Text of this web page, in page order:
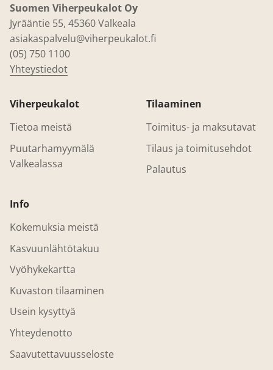
Suomen Viherpeukalot Oy
Jyrääntie 55, 45360 Valkeala
asiakaspalvelu@viherpeukalot.fi
(05) 750 1100
Yhteystiedot
Viherpeukalot
Tietoa meistä
Puutarhamyymälä
Valkealassa
Tilaaminen
Toimitus- ja maksutavat
Tilaus ja toimitusehdot
Palautus
Info
Kokemuksia meistä
Kasvuunlähtötakuu
Vyöhykekartta
Kuvaston tilaaminen
Usein kysyttyä
Yhteydenotto
Saavutettavuusseloste